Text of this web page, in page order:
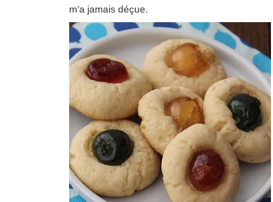
m’a jamais déçue.